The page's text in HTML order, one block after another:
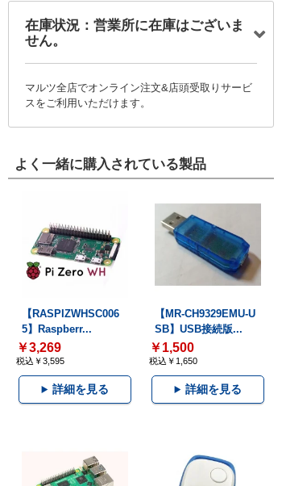
在庫状況：営業所に在庫はございま
せん。
マルツ全店でオンライン注文&店頭受取りサービ
スをご利用いただけます。
よく一緒に購入されている製品
【RASPIZWHSC006
5】Raspberr...
￥3,269
税込￥3,595
詳細を見る
【MR-CH9329EMU-U
SB】USB接続版...
￥1,500
税込￥1,650
詳細を見る